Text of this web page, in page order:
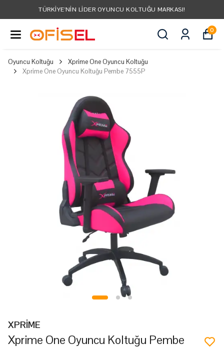
TÜM ÜRÜNLER ÜCRETSIZ KARGO
0
Oyuncu Koltuğu
Xprime One Oyuncu Koltuğu
Xprime One Oyuncu Koltuğu Pembe 7555P
XPRİME
Xprime One Oyuncu Koltuğu Pembe